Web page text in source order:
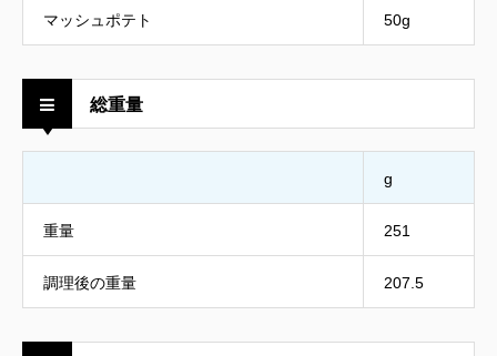
マッシュポテト 50g
総重量
g
重量 251
調理後の重量 207.5